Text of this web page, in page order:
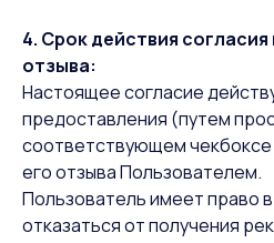
4. Срок действия
отзыва:
Настоящее согласие
предоставления (путем
соответствующем
его отзыва Пользователем.
Пользователь имеет право
отказаться от получения